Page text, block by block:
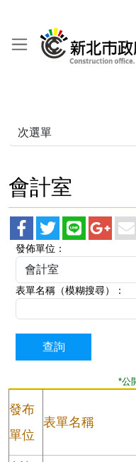
次選單
會計室
facebook
分
享
twitter
分
享
line
分
享
分
享
發佈單位 ：
表單名稱（模糊搜尋） ：
*公
發布
單位
表單名稱